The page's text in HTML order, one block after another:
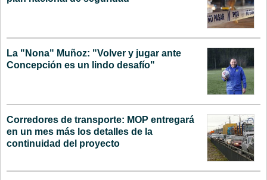
La "Nona" Muñoz: "Volver y jugar ante
Concepción es un lindo desafío"
Corredores de transporte: MOP entregará
en un mes más los detalles de la
continuidad del proyecto